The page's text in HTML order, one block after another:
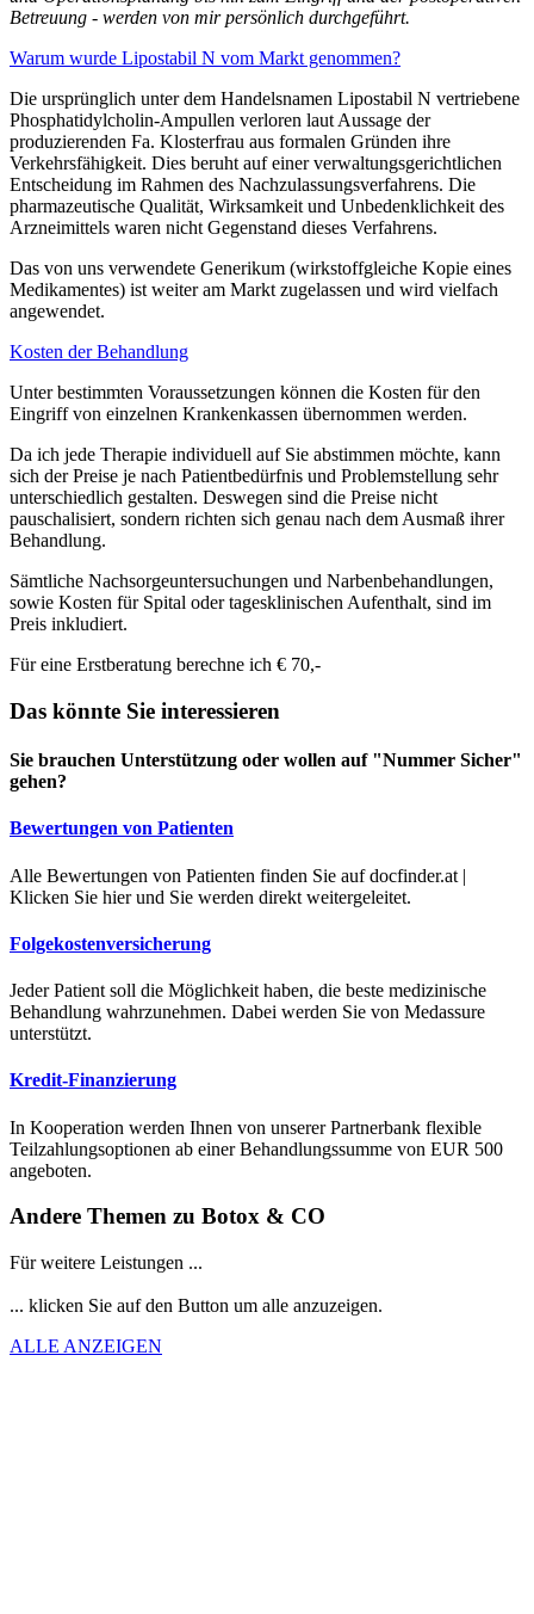
Betreuung - werden von mir persönlich durchgeführt.
Warum wurde Lipostabil N vom Markt genommen?
Die ursprünglich unter dem Handelsnamen Lipostabil N vertriebene
Phosphatidylcholin-Ampullen verloren laut Aussage der
produzierenden Fa. Klosterfrau aus formalen Gründen ihre
Verkehrsfähigkeit. Dies beruht auf einer verwaltungsgerichtlichen
Entscheidung im Rahmen des Nachzulassungsverfahrens. Die
pharmazeutische Qualität, Wirksamkeit und Unbedenklichkeit des
Arzneimittels waren nicht Gegenstand dieses Verfahrens.
Das von uns verwendete Generikum (wirkstoffgleiche Kopie eines
Medikamentes) ist weiter am Markt zugelassen und wird vielfach
angewendet.
Kosten der Behandlung
Unter bestimmten Voraussetzungen können die Kosten für den
Eingriff von einzelnen Krankenkassen übernommen werden.
Da ich jede Therapie individuell auf Sie abstimmen möchte, kann
sich der Preise je nach Patientbedürfnis und Problemstellung sehr
unterschiedlich gestalten. Deswegen sind die Preise nicht
pauschalisiert, sondern richten sich genau nach dem Ausmaß ihrer
Behandlung.
Sämtliche Nachsorgeuntersuchungen und Narbenbehandlungen,
sowie Kosten für Spital oder tagesklinischen Aufenthalt, sind im
Preis inkludiert.
Für eine Erstberatung berechne ich € 70,-
Das könnte Sie interessieren
Sie brauchen Unterstützung oder wollen auf "Nummer Sicher"
gehen?
Bewertungen von Patienten
Alle Bewertungen von Patienten finden Sie auf docfinder.at |
Klicken Sie hier und Sie werden direkt weitergeleitet.
Folgekostenversicherung
Jeder Patient soll die Möglichkeit haben, die beste medizinische
Behandlung wahrzunehmen. Dabei werden Sie von Medassure
unterstützt.
Kredit-Finanzierung
In Kooperation werden Ihnen von unserer Partnerbank flexible
Teilzahlungsoptionen ab einer Behandlungssumme von EUR 500
angeboten.
Andere Themen zu Botox & CO
Für weitere Leistungen ...
... klicken Sie auf den Button um alle anzuzeigen.
ALLE ANZEIGEN